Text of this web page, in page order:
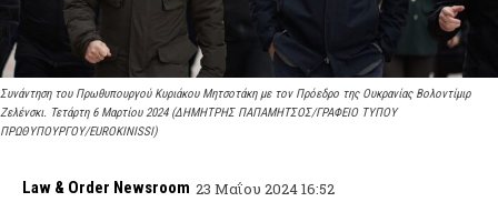
Συνάντηση του Πρωθυπουργού Κυριάκου Μητσοτάκη με τον Πρόεδρο της Ουκρανίας Βολοντίμιρ
Ζελένσκι. Τετάρτη 6 Μαρτίου 2024 (ΔΗΜΗΤΡΗΣ ΠΑΠΑΜΗΤΣΟΣ/ΓΡΑΦΕΙΟ ΤΥΠΟΥ
ΠΡΩΘΥΠΟΥΡΓΟΥ/EUROKINISSI)
Law & Order Newsroom 23 Μαΐου 2024 16:52